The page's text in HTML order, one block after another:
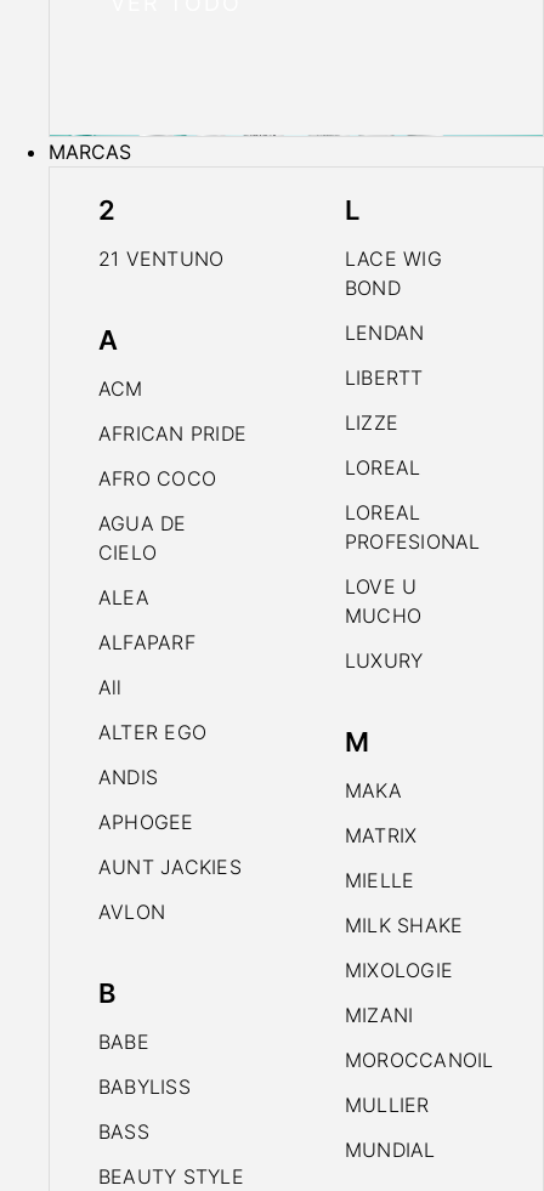
MARCAS
2
21 VENTUNO
A
ACM
AFRICAN PRIDE
AFRO COCO
AGUA DE
CIELO
ALEA
ALFAPARF
All
ALTER EGO
ANDIS
APHOGEE
AUNT JACKIES
AVLON
B
BABE
BABYLISS
BASS
BEAUTY STYLE
L
LACE WIG
BOND
LENDAN
LIBERTT
LIZZE
LOREAL
LOREAL
PROFESIONAL
LOVE U
MUCHO
LUXURY
M
MAKA
MATRIX
MIELLE
MILK SHAKE
MIXOLOGIE
MIZANI
MOROCCANOIL
MULLIER
MUNDIAL